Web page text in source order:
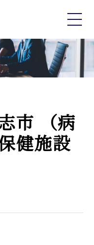
市 （病
健施設